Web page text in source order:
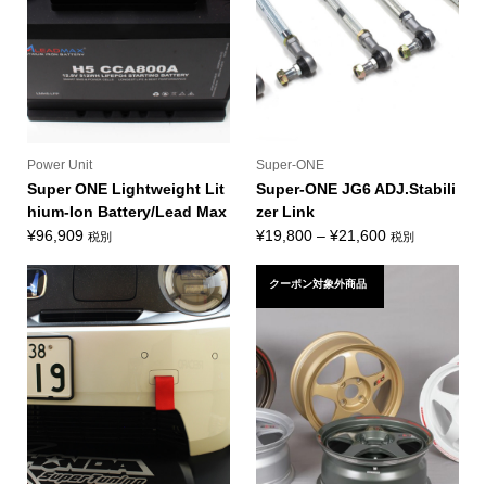
Power Unit
Super ONE Lightweight Lit
hium-Ion Battery/Lead Max
¥96,909 税別
Super-ONE
Super-ONE JG6 ADJ.Stabili
zer Link
¥19,800 –¥21,600価
¥21,600
税別
クーポン対象外商品